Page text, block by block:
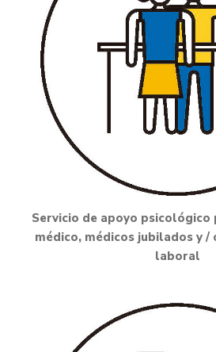
Servicio de apoyo
médico, médicos jubilados y /
laboral